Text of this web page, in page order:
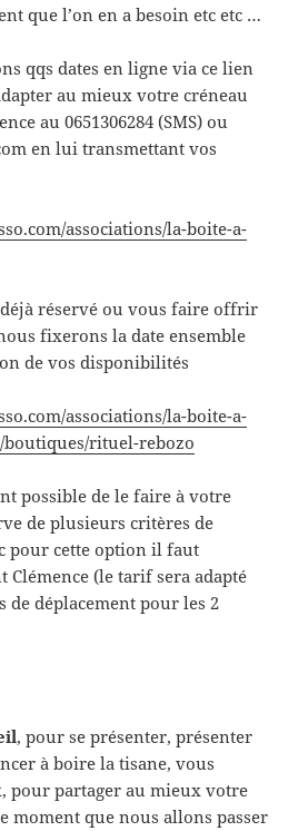
que l’on en a besoin etc etc …
qqs dates en ligne via ce lien
au mieux votre créneau
au 0651306284 (SMS) ou
en lui transmettant vos
associations/la-boite-a-
réservé ou vous faire offrir
fixerons la date ensemble
de vos disponibilités
associations/la-boite-a-
rituel-rebozo
possible de le faire à votre
de plusieurs critères de
pour cette option il faut
Clémence (le tarif sera adapté
de déplacement pour les 2
, pour se présenter, présenter
à boire la tisane, vous
pour partager au mieux votre
moment que nous allons passer